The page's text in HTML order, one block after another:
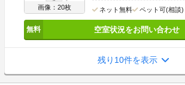
画像：20枚 ネット無料 ペット可(相談)
空室状況をお問い合わせ
残り10件を表示